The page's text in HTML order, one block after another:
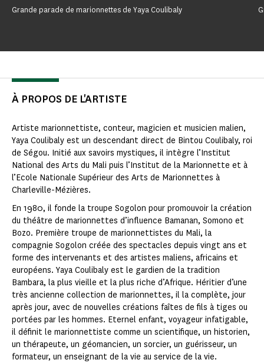
Grande parade de marionnettes de Yaya Coulibaly
À PROPOS DE L'ARTISTE
Artiste marionnettiste, conteur, magicien et musicien malien,
Yaya Coulibaly est un descendant direct de Bintou Coulibaly, roi
de Ségou. Initié aux savoirs mystiques, il intègre l’Institut
National des Arts du Mali puis l’Institut de la Marionnette et à
l’Ecole Nationale Supérieur des Arts de Marionnettes à
Charleville-Mézières.
En 1980, il fonde la troupe Sogolon pour promouvoir la création
du théâtre de marionnettes d’influence Bamanan, Somono et
Bozo. Première troupe de marionnettistes du Mali, la
compagnie Sogolon créée des spectacles depuis vingt ans et
forme des intervenants et des artistes maliens, africains et
européens. Yaya Coulibaly est le gardien de la tradition
Bambara, la plus vieille et la plus riche d’Afrique. Héritier d’une
très ancienne collection de marionnettes, il la complète, jour
après jour, avec de nouvelles créations faîtes de fils à tiges ou
portées par les hommes. Eternel enfant, voyageur infatigable,
il définit le marionnettiste comme un scientifique, un historien,
un thérapeute, un géomancien, un sorcier, un guérisseur, un
formateur, un enseignant de la vie au service de la vie.